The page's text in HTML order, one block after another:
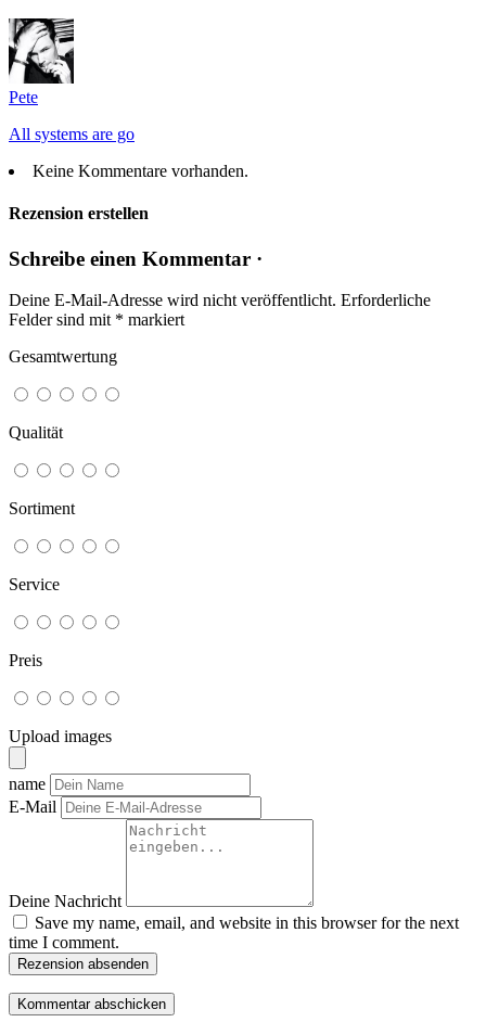
Pete
All systems are go
Keine Kommentare vorhanden.
Rezension erstellen
Schreibe einen Kommentar ·
Deine E-Mail-Adresse wird nicht veröffentlicht. Erforderliche
Felder sind mit * markiert
Gesamtwertung
Qualität
Sortiment
Service
Preis
Upload images
name
E-Mail
Deine Nachricht
Save my name, email, and website in this browser for the next
time I comment.
Rezension absenden